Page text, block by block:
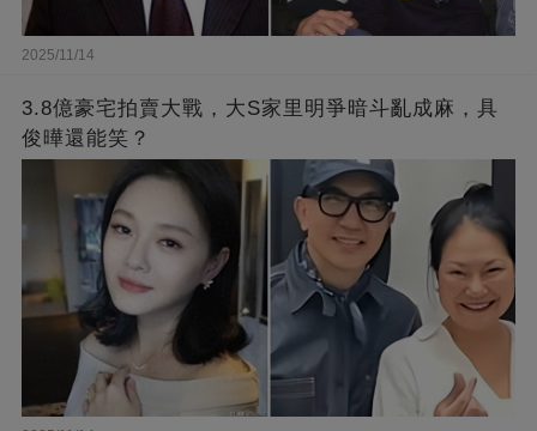
2025/11/14
3.8億豪宅拍賣大戰，大S家里明爭暗斗亂成麻，具
俊曄還能笑？